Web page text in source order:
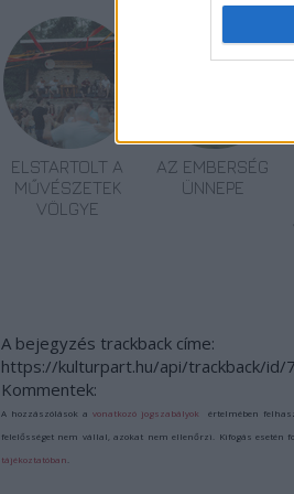
ELSTARTOLT A
MŰVÉSZETEK
VÖLGYE
AZ EMBERSÉG
ÜNNEPE
A bejegyzés trackback címe:
https://kulturpart.hu/api/trackback/id/
Kommentek:
A hozzászólások avonatkozó jogszabályok értelmében
felelősséget nem vállal, azokat nem ellenőrzi. Kifogás esetén
tájékoztatóban